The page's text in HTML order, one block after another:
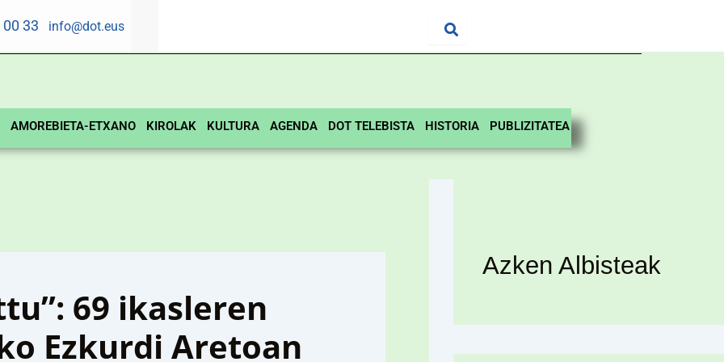
00 33 info@dot.eus
AMOREBIETA-ETXANO KIROLAK KULTURA AGENDA DOT TELEBISTA HISTORIA PUBLIZITATEA
69 ikasleren
Ezkurdi Aretoan
Azken Albisteak